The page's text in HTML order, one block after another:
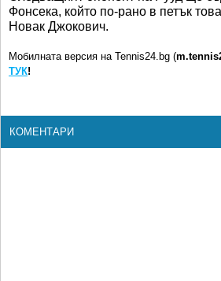
Фонсека, който по-рано в петък
Новак Джокович.
Мобилната версия на Tennis24.bg (
ТУК!
КОМЕНТАРИ